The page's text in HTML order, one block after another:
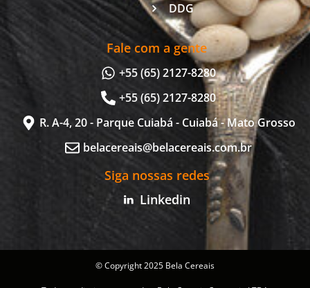
DDG
Fale com a gente
+55 (65) 2127-8280
+55 (65) 2127-8280
R. A-4, 20 - Parque Cuiabá - Cuiabá - Mato Grosso
belacereais@belacereais.com.br
Siga nossas redes
Linkedin
© Copyright 2025 Bela Cereais